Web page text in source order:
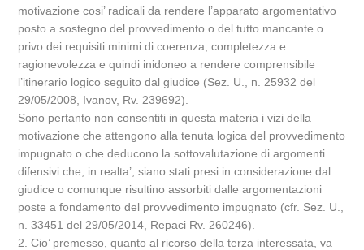
motivazione cosi’ radicali da rendere l’apparato argomentativo
posto a sostegno del provvedimento o del tutto mancante o
privo dei requisiti minimi di coerenza, completezza e
ragionevolezza e quindi inidoneo a rendere comprensibile
l’itinerario logico seguito dal giudice (Sez. U., n. 25932 del
29/05/2008, Ivanov, Rv. 239692).
Sono pertanto non consentiti in questa materia i vizi della
motivazione che attengono alla tenuta logica del provvedimento
impugnato o che deducono la sottovalutazione di argomenti
difensivi che, in realta’, siano stati presi in considerazione dal
giudice o comunque risultino assorbiti dalle argomentazioni
poste a fondamento del provvedimento impugnato (cfr. Sez. U.,
n. 33451 del 29/05/2014, Repaci Rv. 260246).
2. Cio’ premesso, quanto al ricorso della terza interessata, va